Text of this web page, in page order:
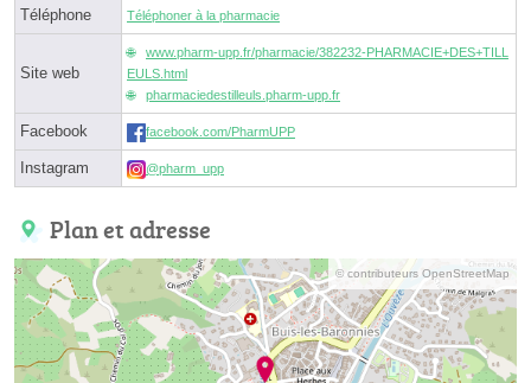
Téléphone Téléphoner à la pharmacie
Site web
www.pharm-upp.fr/pharmacie/382232-PHARMACIE+DES+TILL
EULS.html
pharmaciedestilleuls.pharm-upp.fr
Facebook facebook.com/PharmUPP
Instagram @pharm_upp
Plan et adresse
© contributeurs OpenStreetMap